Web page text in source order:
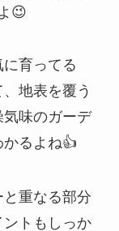
😉
育ってる
地表を覆う
味のガーデ
るよね👍
重なる部分
ントもしっか